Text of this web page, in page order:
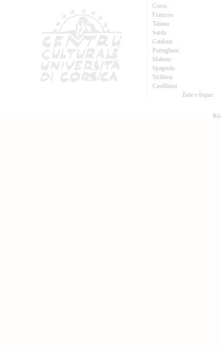
Corsu
Francese
Talianu
Sardu
Catalanu
Purtughese
Maltese
Spagnolu
Sicilianu
Castillianu
Tutte e lingue